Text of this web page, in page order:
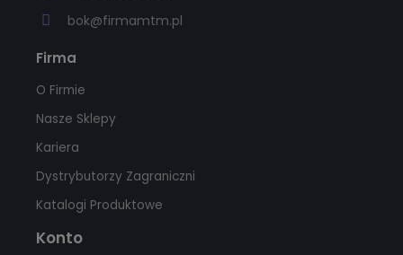
bok@firmamtm.pl
Firma
O Firmie
Nasze Sklepy
Kariera
Dystrybutorzy Zagraniczni
Katalogi Produktowe
Konto